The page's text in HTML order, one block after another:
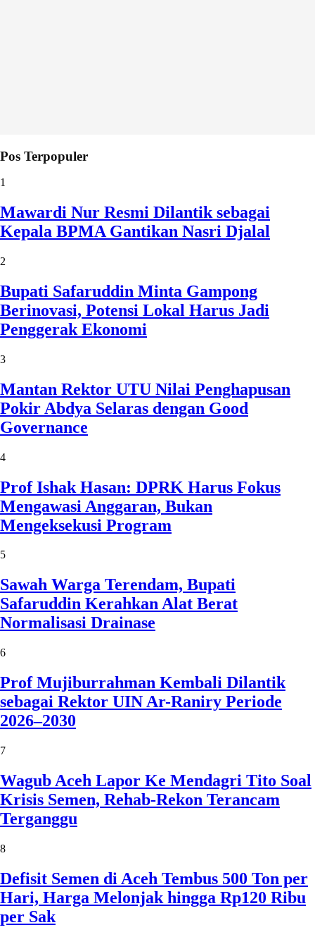
Pos Terpopuler
1
Mawardi Nur Resmi Dilantik sebagai
Kepala BPMA Gantikan Nasri Djalal
2
Bupati Safaruddin Minta Gampong
Berinovasi, Potensi Lokal Harus Jadi
Penggerak Ekonomi
3
Mantan Rektor UTU Nilai Penghapusan
Pokir Abdya Selaras dengan Good
Governance
4
Prof Ishak Hasan: DPRK Harus Fokus
Mengawasi Anggaran, Bukan
Mengeksekusi Program
5
Sawah Warga Terendam, Bupati
Safaruddin Kerahkan Alat Berat
Normalisasi Drainase
6
Prof Mujiburrahman Kembali Dilantik
sebagai Rektor UIN Ar-Raniry Periode
2026–2030
7
Wagub Aceh Lapor Ke Mendagri Tito Soal
Krisis Semen, Rehab-Rekon Terancam
Terganggu
8
Defisit Semen di Aceh Tembus 500 Ton per
Hari, Harga Melonjak hingga Rp120 Ribu
per Sak